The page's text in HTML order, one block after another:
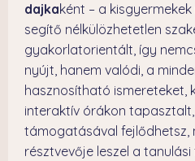
dajkaként – a
segítő nélkülözhetetlen
gyakorlatorientált, így
nyújt, hanem valódi, a
hasznosítható ismereteket,
interaktív órákon
támogatásával fejlődhetsz,
résztvevője leszel a